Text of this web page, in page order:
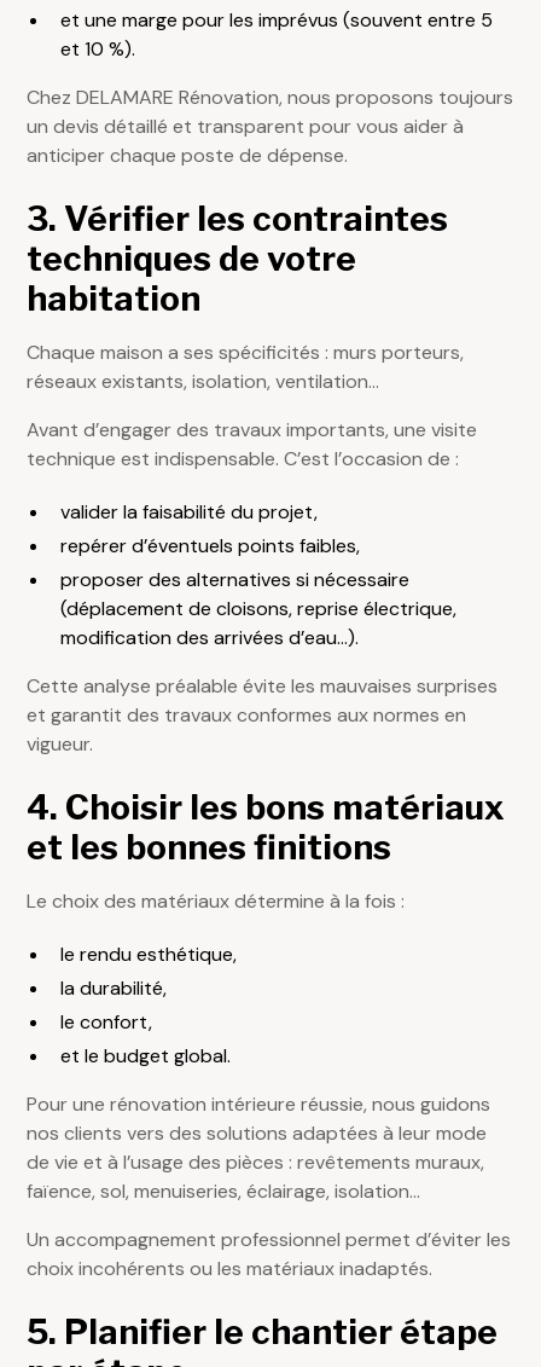
et une marge pour les imprévus (souvent entre 5
et 10 %).
Chez DELAMARE Rénovation, nous proposons toujours
un devis détaillé et transparent pour vous aider à
anticiper chaque poste de dépense.
3. Vérifier les contraintes
techniques de votre
habitation
Chaque maison a ses spécificités : murs porteurs,
réseaux existants, isolation, ventilation…
Avant d’engager des travaux importants, une visite
technique est indispensable. C’est l’occasion de :
valider la faisabilité du projet,
repérer d’éventuels points faibles,
proposer des alternatives si nécessaire
(déplacement de cloisons, reprise électrique,
modification des arrivées d’eau…).
Cette analyse préalable évite les mauvaises surprises
et garantit des travaux conformes aux normes en
vigueur.
4. Choisir les bons matériaux
et les bonnes finitions
Le choix des matériaux détermine à la fois :
le rendu esthétique,
la durabilité,
le confort,
et le budget global.
Pour une rénovation intérieure réussie, nous guidons
nos clients vers des solutions adaptées à leur mode
de vie et à l’usage des pièces : revêtements muraux,
faïence, sol, menuiseries, éclairage, isolation…
Un accompagnement professionnel permet d’éviter les
choix incohérents ou les matériaux inadaptés.
5. Planifier le chantier étape